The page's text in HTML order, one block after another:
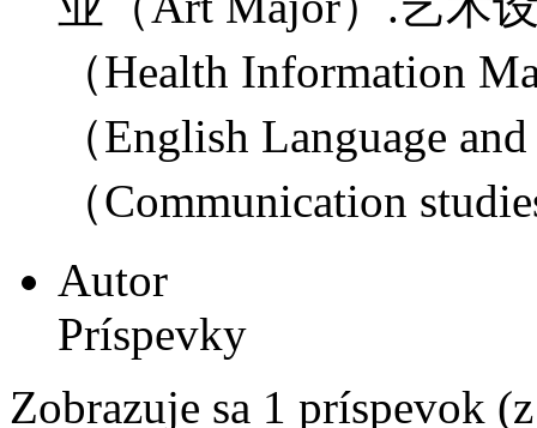
（Health Information
（English Language
（Communication
Autor
Príspevky
Zobrazuje sa 1 príspevok